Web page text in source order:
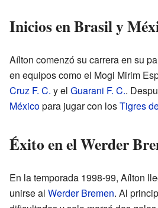
Inicios en Brasil y
Aílton comenzó su carrera en su
en equipos como el Mogi Mirim
Cruz F. C. y el Guarani F. C..
Méxicopara jugar con losTigres
Éxito en el Werder
En la temporada 1998-99, Aílton
unirse al Werder Bremen. Al